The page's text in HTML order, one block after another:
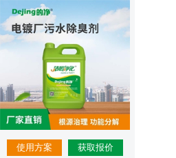
使用方案 获取报价